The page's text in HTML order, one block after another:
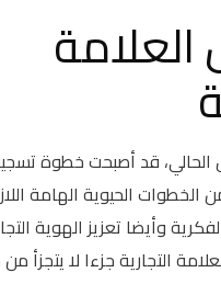
الحالي، قد أصبحت خطوة
الخطوات الحيوية الهامة
وأيضا تعزيز الهوية
التجارية جزءا لا يتجزأ